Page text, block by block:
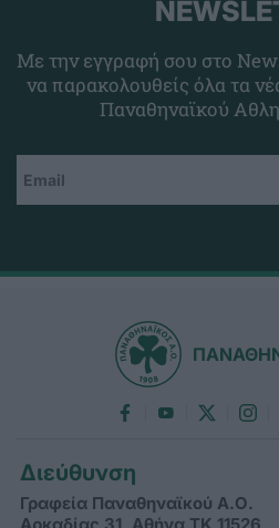
Με την εγγραφή σου στο
να παρακολουθείς όλα τα
Παναθηναϊκού
Διεύθυνση
Γραφεία Παναθηναϊκού Α.Ο.